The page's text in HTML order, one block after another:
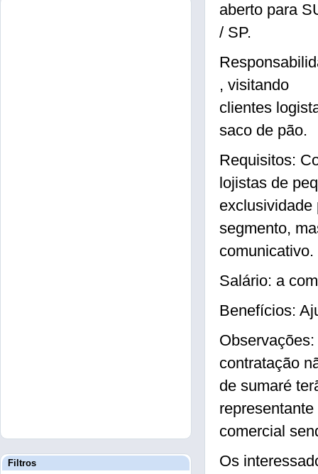
aberto para
/ SP.
, visitando
clientes
saco de pão.
Requisitos:
lojistas de
exclusividade
segmento,
comunicativo.
Salário: a
Benefícios:
contratação
de sumaré
comercial
Os
Filtros